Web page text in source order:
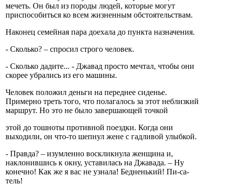
мечеть. Он был из породы людей, которые могут
приспособиться ко всем жизненным обстоятельствам.
Наконец семейная пара доехала до пункта назначения.
- Сколько? – спросил строго человек.
- Сколько дадите... - Джавад просто мечтал, чтобы они
скорее убрались из его машины.
Человек положил деньги на переднее сиденье.
Примерно треть того, что полагалось за этот неблизкий
маршрут. Но это не было завершающей точкой
этой до тошноты противной поездки. Когда они
выходили, он что-то шепнул жене с гадливой улыбкой.
- Правда? – изумленно воскликнула женщина и,
наклонившись к окну, уставилась на Джавада. – Ну
конечно! Как же я вас не узнала! Бедненький! Пи-са-
тель!